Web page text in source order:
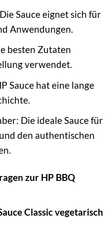
Sauce eignet sich für
Anwendungen.
besten Zutaten
verwendet.
Sauce hat eine lange
Die ideale Sauce für
den authentischen
zur HP BBQ
Classic vegetarisch